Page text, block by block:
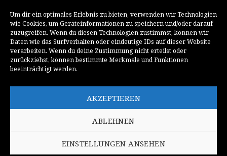
Um dir ein optimales Erlebnis zu bieten, verwenden wir Technologien
wie Cookies, um Geräteinformationen zu speichern und/oder darauf
zuzugreifen. Wenn du diesen Technologien zustimmst, können wir
Daten wie das Surfverhalten oder eindeutige IDs auf dieser Website
verarbeiten. Wenn du deine Zustimmung nicht erteilst oder
zurückziehst, können bestimmte Merkmale und Funktionen
beeinträchtigt werden.
AKZEPTIEREN
ABLEHNEN
EINSTELLUNGEN ANSEHEN
HIER WEITERLESEN
Marken die begehrten Best Ager
und Media: Neuer Webauftritt mit